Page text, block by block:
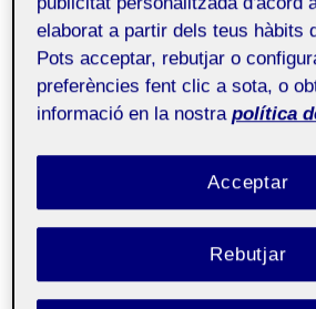
A continuación os comparto la
este segundo reto de Dibujo y
visual. En esta proyecto he
en el que se describe el proceso
de un coche eléctrico
plataforma de Som Mobilitat.
elaborat a partir dels teus hàbits
Pots acceptar, rebutjar o
preferències fent clic a sota, o
informació en la nostra política
Rebutjar
Acceptar